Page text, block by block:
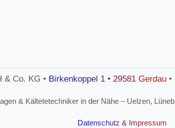
& Co. KG • Birkenkoppel 1 • 29581 Gerdau •
& Kältetetechniker in der Nähe – Uelzen,
Datenschutz & Impressum